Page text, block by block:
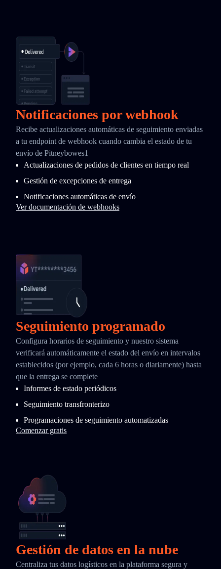
Notificaciones por webhook
Recibe actualizaciones automáticas de seguimiento enviadas
a tu endpoint de webhook cuando cambia el estado de tu
envío de Pitneybowes1
Actualizaciones de pedidos de clientes en tiempo real
Gestión de excepciones de entrega
Notificaciones automáticas de envío
Ver documentación de webhooks
Seguimiento programado
Configura horarios de seguimiento y nuestro sistema
verificará automáticamente el estado del envío en intervalos
establecidos (por ejemplo, cada 6 horas o diariamente) hasta
que la entrega se complete
Informes de estado periódicos
Seguimiento transfronterizo
Programaciones de seguimiento automatizadas
Comenzar gratis
Gestión de datos en la nube
Centraliza tus datos logísticos en la plataforma segura y